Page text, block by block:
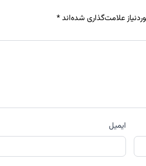
علامت‌گذاری شده‌اند*
ایمیل